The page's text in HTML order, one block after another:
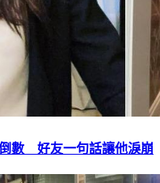
倒數 好友一句話讓他淚崩